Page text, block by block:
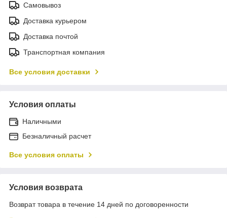
Самовывоз
Доставка курьером
Доставка почтой
Транспортная компания
Все условия доставки
Условия оплаты
Наличными
Безналичный расчет
Все условия оплаты
Условия возврата
Возврат товара в течение 14 дней по договоренности